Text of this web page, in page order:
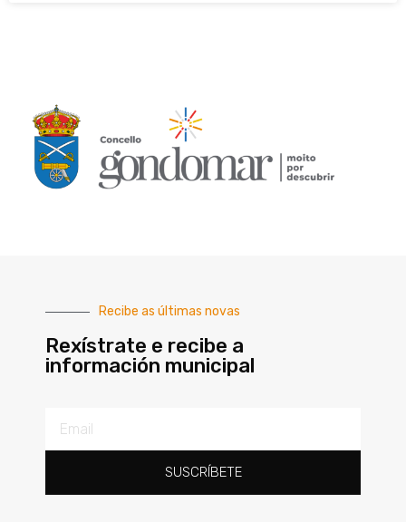
Recibe as últimas novas
Rexístrate e recibe a
información municipal
SUSCRÍBETE